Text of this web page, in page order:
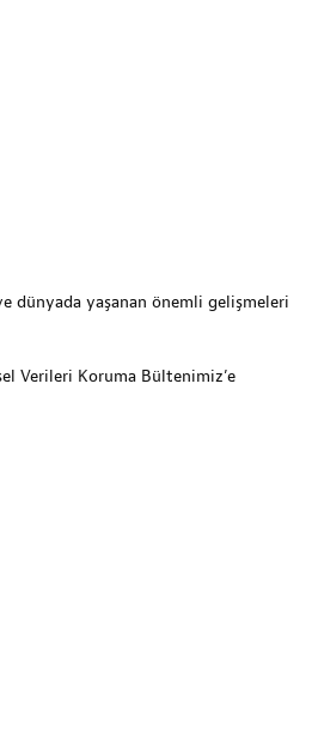
dünyada yaşanan önemli gelişmeleri
Verileri Koruma Bültenimiz’e